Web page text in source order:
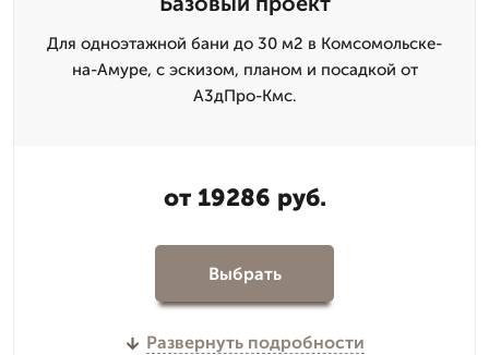
Для одноэтажной бани до 30 м2 в Комсомольске-
на-Амуре, с эскизом, планом и посадкой от
А3дПро-Кмс.
от 19286 руб.
Выбрать
Развернуть подробности